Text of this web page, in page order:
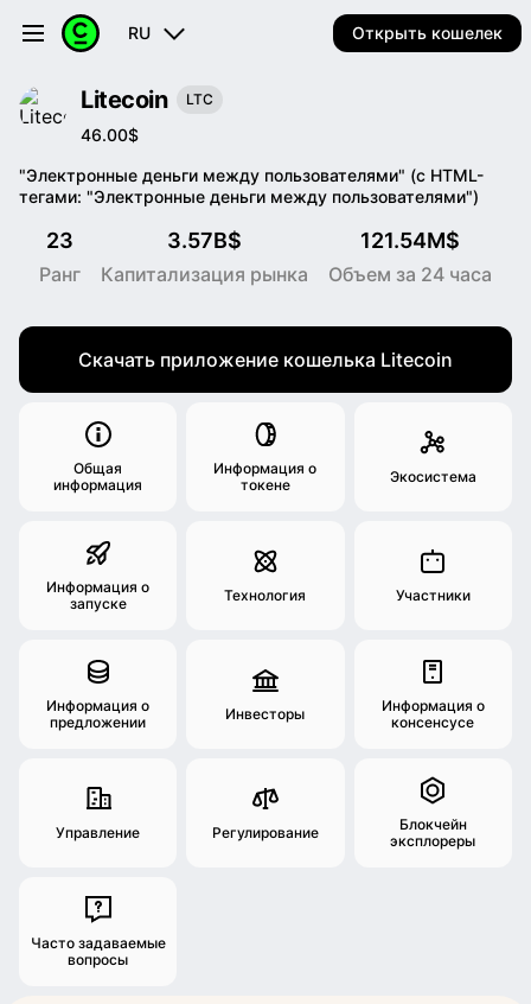
RU Открыть кошелек
Litecoin LTC
46.00$
"Электронные деньги между пользователями" (с HTML-
тегами: "Электронные деньги между пользователями")
23
Ранг
3.57B$
Капитализация рынка
121.54M$
Объем за 24 часа
Скачать приложение кошелька Litecoin
Общая
информация
Информация о
токене
Экосистема
Информация о
запуске
Технология Участники
Информация о
предложении
Инвесторы
Информация о
консенсусе
Управление Регулирование
Блокчейн
эксплореры
Часто задаваемые
вопросы